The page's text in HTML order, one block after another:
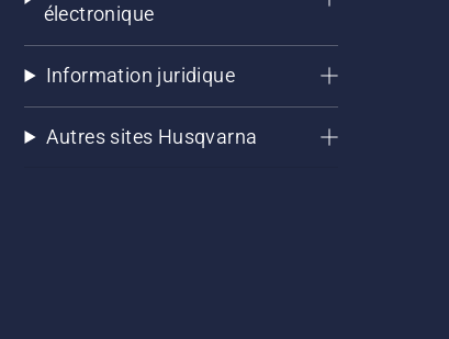
électronique
Information juridique
Autres sites Husqvarna